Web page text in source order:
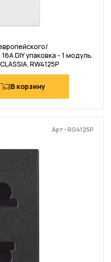
DIY упаковка - 1 модуль.
RW4125P
В корзину
Арт– RG4125P